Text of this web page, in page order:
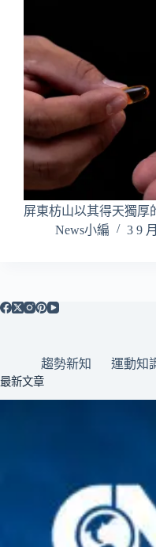
屏東枋山以其得天獨
News小編
3 9
趨勢新知 運動知
最新文章